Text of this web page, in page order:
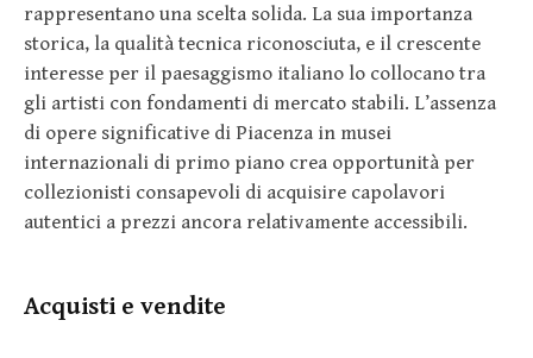
rappresentano una scelta solida. La sua importanza
storica, la qualità tecnica riconosciuta, e il crescente
interesse per il paesaggismo italiano lo collocano tra
gli artisti con fondamenti di mercato stabili. L’assenza
di opere significative di Piacenza in musei
internazionali di primo piano crea opportunità per
collezionisti consapevoli di acquisire capolavori
autentici a prezzi ancora relativamente accessibili.
Acquisti e vendite